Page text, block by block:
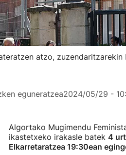
atzo, zuzendaritzarekin
eguneratzea2024/05/29 -
Algortako Mugimendu
ikastetxeko irakasle batek 4
Elkarretaratzea 19:30ean